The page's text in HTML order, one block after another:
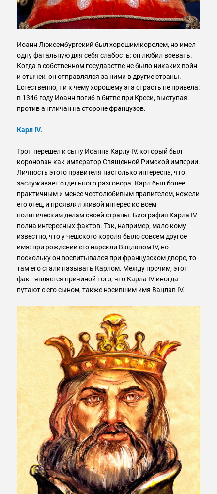
Иоанн Люксембургский был хорошим королем, но имел
одну фатальную для себя слабость: он любил воевать.
Когда в собственном государстве не было никаких войн
и стычек, он отправлялся за ними в другие страны.
Естественно, ни к чему хорошему эта страсть не привела:
в 1346 году Иоанн погиб в битве при Креси, выступая
против англичан на стороне французов.
Карл IV.
Трон перешел к сыну Иоанна Карлу IV, который был
коронован как император Священной Римской империи.
Личность этого правителя настолько интересна, что
заслуживает отдельного разговора. Карл был более
практичным и менее честолюбивым правителем, нежели
его отец, и проявлял живой интерес ко всем
политическим делам своей страны. Биография Карла IV
полна интересных фактов. Так, например, мало кому
известно, что у чешского короля было совсем другое
имя: при рождении его нарекли Вацлавом IV, но
поскольку он воспитывался при французском дворе, то
там его стали называть Карлом. Между прочим, этот
факт является причиной того, что Карла IV иногда
путают с его сыном, также носившим имя Вацлав IV.